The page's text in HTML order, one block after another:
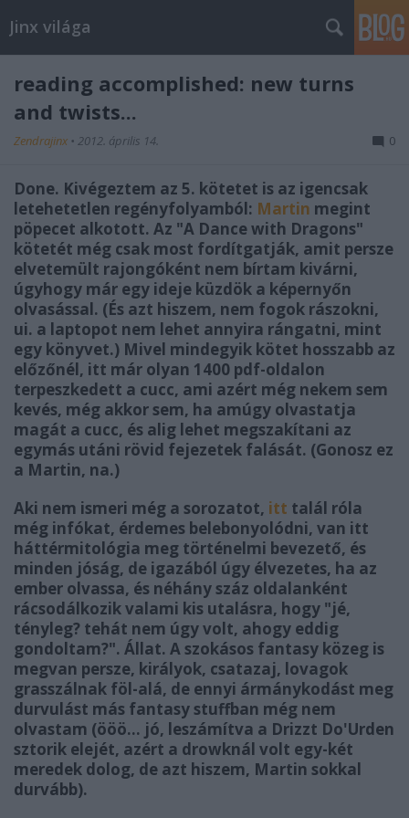
Jinx világa
reading accomplished: new turns
and twists...
Zendrajinx • 2012. április 14. 0
Done. Kivégeztem az 5. kötetet is az igencsak
letehetetlen regényfolyamból: Martin megint
pöpecet alkotott. Az "A Dance with Dragons"
kötetét még csak most fordítgatják, amit persze
elvetemült rajongóként nem bírtam kivárni,
úgyhogy már egy ideje küzdök a képernyőn
olvasással. (És azt hiszem, nem fogok rászokni,
ui. a laptopot nem lehet annyira rángatni, mint
egy könyvet.) Mivel mindegyik kötet hosszabb az
előzőnél, itt már olyan 1400 pdf-oldalon
terpeszkedett a cucc, ami azért még nekem sem
kevés, még akkor sem, ha amúgy olvastatja
magát a cucc, és alig lehet megszakítani az
egymás utáni rövid fejezetek falását. (Gonosz ez
a Martin, na.)
Aki nem ismeri még a sorozatot, itt talál róla
még infókat, érdemes belebonyolódni, van itt
háttérmitológia meg történelmi bevezető, és
minden jóság, de igazából úgy élvezetes, ha az
ember olvassa, és néhány száz oldalanként
rácsodálkozik valami kis utalásra, hogy "jé,
tényleg? tehát nem úgy volt, ahogy eddig
gondoltam?". Állat. A szokásos fantasy közeg is
megvan persze, királyok, csatazaj, lovagok
grasszálnak föl-alá, de ennyi ármánykodást meg
durvulást más fantasy stuffban még nem
olvastam (ööö... jó, leszámítva a Drizzt Do'Urden
sztorik elejét, azért a drowknál volt egy-két
meredek dolog, de azt hiszem, Martin sokkal
durvább).